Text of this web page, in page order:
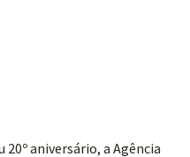
aniversário, a Agência